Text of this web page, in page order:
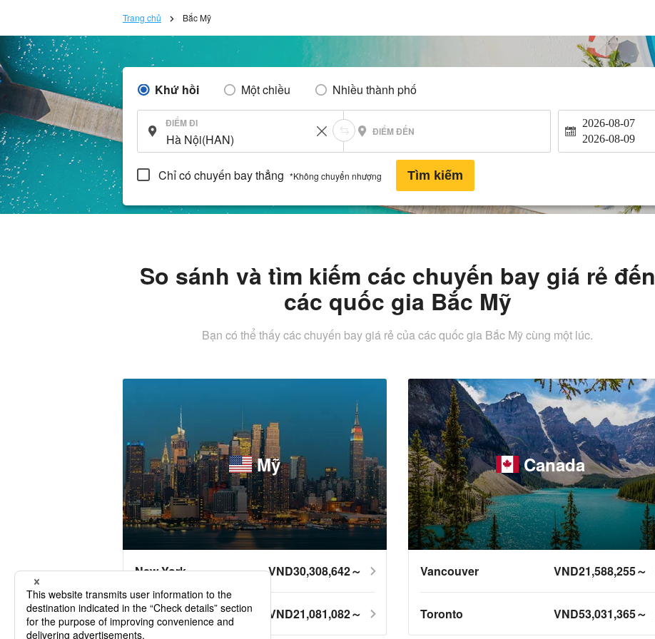
Trang chủ Bắc Mỹ
Khứ hồi Một chiều Nhiều thành phố
ĐIỂM ĐI
ĐIỂM ĐẾN
2026-08-07
2026-08-09
Chỉ có chuyến bay thẳng *Không chuyển nhượng Tìm kiếm
So sánh và tìm kiếm các chuyến bay giá rẻ đến
các quốc gia Bắc Mỹ
Bạn có thể thấy các chuyến bay giá rẻ của các quốc gia Bắc Mỹ cùng một lúc.
Mỹ
New York VND30,308,642～
Los Angeles VND21,081,082～
Canada
Vancouver VND21,588,255～
Toronto VND53,031,365～